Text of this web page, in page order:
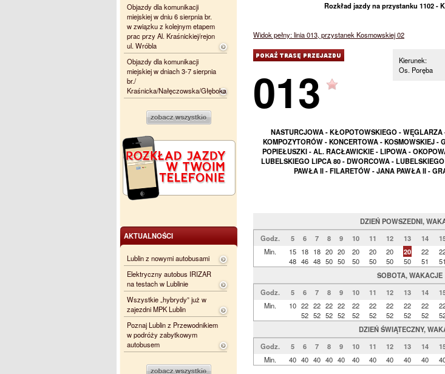
Rozkład jazdy na przystanku 1102 -
Widok pełny: linia 013, przystanek Kosmowskiej 02
Kierunek:
Os. Poręba
013
NASTURCJOWA - KŁOPOTOWSKIEGO -
KOMPOZYTORÓW - KONCERTOWA - KOSMOWSKIEJ -
POPIEŁUSZKI - AL. RACŁAWICKIE - LIPOWA -
LUBELSKIEGO LIPCA 80 - DWORCOWA -
PAWŁA II - FILARETÓW - JANA PAWŁA II -
DZIEŃ POWSZEDNI,
Godz.
5 6 7 8 9 10 11 12 13 14
Min.
15
48
18
46
18
48
20
50
20
50
20
50
20
50
20
50
20
50
22
51
51
SOBOTA, WAKACJE
Godz.
5 6 7 8 9 10 11 12 13 14
Min.
10 22
52
22
52
22
52
22
52
22
52
22
52
22
52
22
52
22
52
DZIEŃ ŚWIĄTECZNY,
Godz.
5 6 7 8 9 10 11 12 13 14
Min.
40 40 40 40 40 40 40 40 40 40
Objazdy dla komunikacji
miejskiej w dniu 6 sierpnia br.
w związku z kolejnym etapem
prac przy Al. Kraśnickiej/rejon
ul. Wróbla
Objazdy dla komunikacji
miejskiej w dniach 3-7 sierpnia
br./
Kraśnicka/Nałęczowska/Głęboka
AKTUALNOŚCI
Lublin z nowymi autobusami
Elektryczny autobus IRIZAR
na testach w Lublinie
Wszystkie „hybrydy” już w
zajezdni MPK Lublin
Poznaj Lublin z Przewodnikiem
w podróży zabytkowym
autobusem